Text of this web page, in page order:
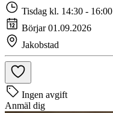
Tisdag kl. 14:30 - 16:00
Börjar 01.09.2026
Jakobstad
Ingen avgift
Anmäl dig